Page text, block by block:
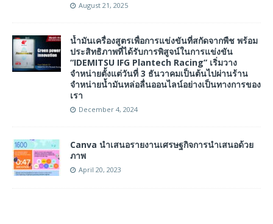
August 21, 2025
น้ำมันเครื่องสูตรเพื่อการแข่งขันที่สกัดจากพืช พร้อม
ประสิทธิภาพที่ได้รับการพิสูจน์ในการแข่งขัน
“IDEMITSU IFG Plantech Racing” เริ่มวาง
จำหน่ายตั้งแต่วันที่ 3 ธันวาคมเป็นต้นไปผ่านร้าน
จำหน่ายน้ำมันหล่อลื่นออนไลน์อย่างเป็นทางการของ
เรา
December 4, 2024
Canva นำเสนอรายงานเศรษฐกิจการนำเสนอด้วย
ภาพ
April 20, 2023